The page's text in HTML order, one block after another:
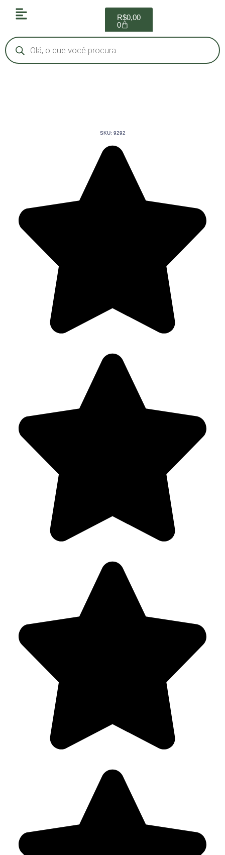
R$0,00
0
SKU: 9292